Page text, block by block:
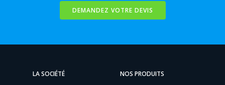
DEMANDEZ VOTRE DEVIS
LA SOCIÉTÉ
NOS PRODUITS